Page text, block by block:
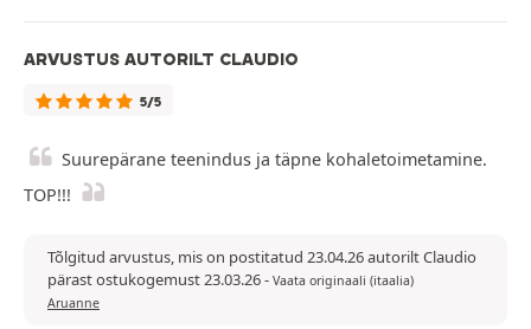
ARVUSTUS AUTORILT CLAUDIO
5/5
Suurepärane teenindus ja täpne kohaletoimetamine.
TOP!!!
Tõlgitud arvustus, mis on postitatud 23.04.26 autorilt Claudio
pärast ostukogemust 23.03.26- Vaata originaali (itaalia)
Aruanne